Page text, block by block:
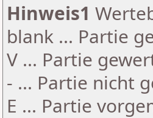
Hinweis1
blank ... Partie
V ... Partie
- ... Partie nicht
E ... Partie